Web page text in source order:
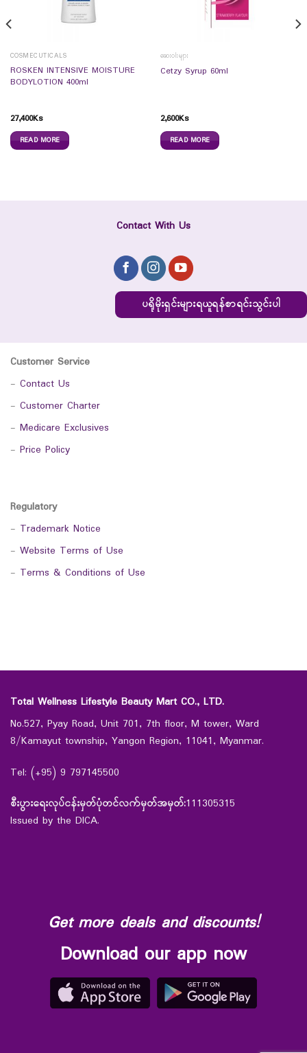
COSMECUTICALS
ROSKEN INTENSIVE MOISTURE
BODYLOTION 400ml
27,400Ks
READ MORE
ဆေးဝါးများ
Cetzy Syrup 60ml
2,600Ks
READ MORE
Contact With Us
ပရိုမိုးရှင်းများရယူရန်စာရင်းသွင်းပါ
Customer Service
- Contact Us
- Customer Charter
- Medicare Exclusives
- Price Policy
Regulatory
- Trademark Notice
- Website Terms of Use
- Terms & Conditions of Use
Total Wellness Lifestyle Beauty Mart CO., LTD.
No.527, Pyay Road, Unit 701, 7th floor, M tower, Ward
8/Kamayut township, Yangon Region, 11041, Myanmar.
Tel: (+95) 9 797145500
စီးပွားရေးလုပ်ငန်းမှတ်ပုံတင်လက်မှတ်အမှတ်:111305315
Issued by the DICA.
Get more deals and discounts!
Download our app now